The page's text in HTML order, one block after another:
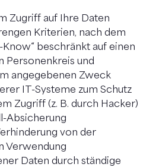
Zugriff auf Ihre Daten
Kriterien, nach dem
Know“ beschränkt auf einen
Personenkreis und
angegebenen Zweck
IT-Systeme zum Schutz
Zugriff (z. B. durch Hacker)
Absicherung
von der
Verwendung
Daten durch ständige